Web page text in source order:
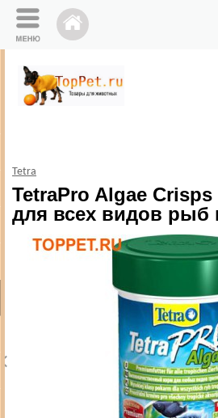
Tetra
TetraPro Algae Crisps
для всех видов рыб